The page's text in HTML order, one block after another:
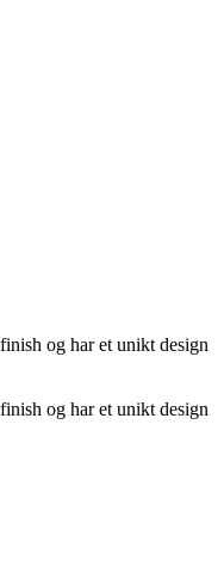
og har et unikt design
og har et unikt design